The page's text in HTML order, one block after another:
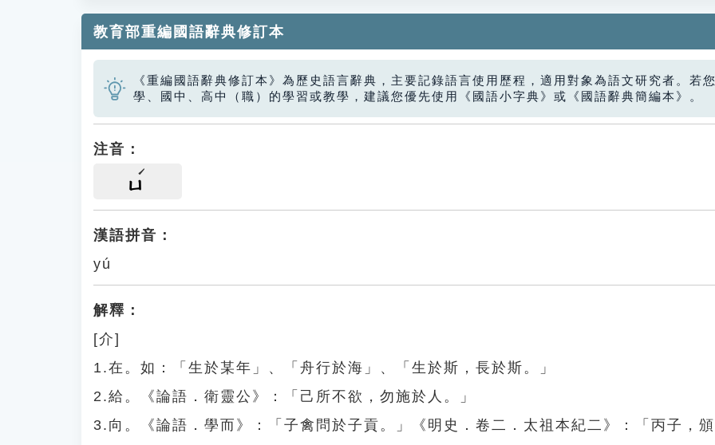
教育部重編國語辭典修訂本
《重編國語辭典修訂本》為歷史語言辭典，主要記錄語言使用歷程，適用對象為語文研究者。若
學、國中、高中（職）的學習或教學，建議您優先使用《國語小字典》或《國語辭典簡編本》。
注音：
ㄩ
漢語拼音：
yú
解釋：
[介]
1.在。如：「生於某年」、「舟行於海」、「生於斯，長於斯。」
2.給。《論語．衛靈公》：「己所不欲，勿施於人。」
3.向。《論語．學而》：「子禽問於子貢。」《明史．卷二．太祖本紀二》：「丙子，